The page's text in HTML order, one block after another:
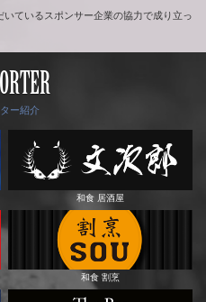
ているスポンサー企業の協力で成り立っ
ー紹介
和食 居酒屋
和食 割烹